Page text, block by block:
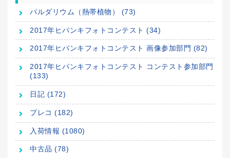
パルダリウム（熱帯植物） (73)
2017年ヒパンキフォトコンテスト (34)
2017年ヒパンキフォトコンテスト 画像参加部門 (82)
2017年ヒパンキフォトコンテスト コンテスト参加部門
(133)
日記 (172)
プレコ (182)
入荷情報 (1080)
中古品 (78)